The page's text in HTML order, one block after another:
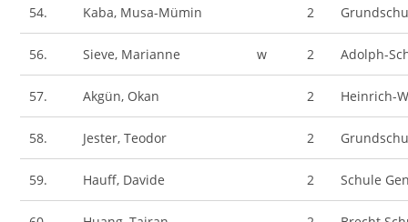
54. Kaba, Musa-Mümin 2
56. Sieve, Marianne w 2 Adolph-
57. Akgün, Okan 2 Heinrich-
58. Jester, Teodor 2
59. Hauff, Davide 2 Schule